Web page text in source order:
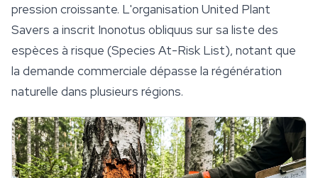
pression croissante. L'organisation United Plant
Savers a inscrit Inonotus obliquus sur sa liste des
espèces à risque (Species At-Risk List), notant que
la demande commerciale dépasse la régénération
naturelle dans plusieurs régions.